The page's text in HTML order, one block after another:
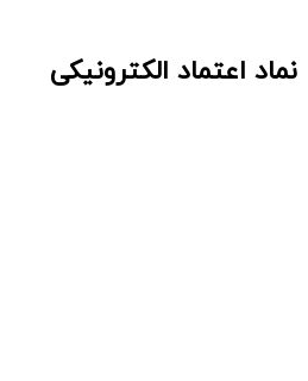
نماد اعتماد الکترونیکی